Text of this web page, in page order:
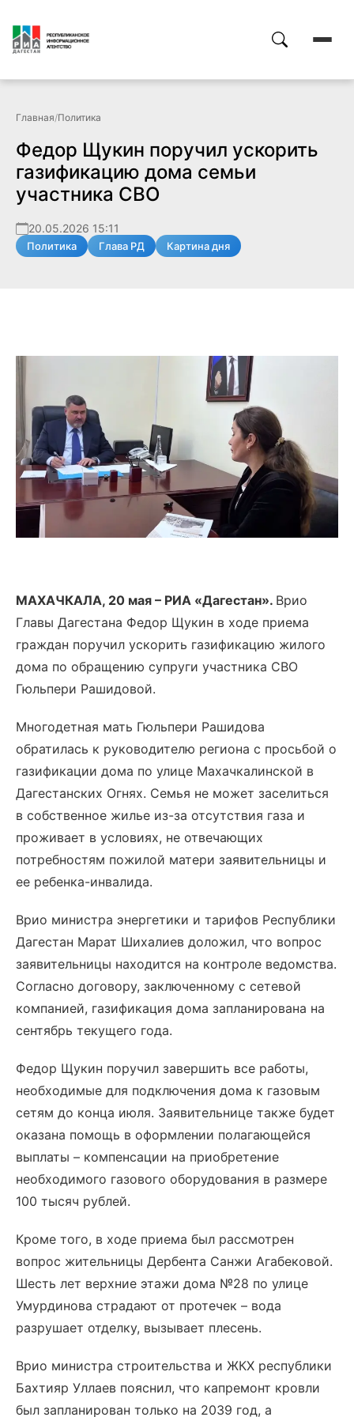
Главная/Политика
Федор Щукин поручил ускорить
газификацию дома семьи
участника СВО
20.05.2026 15:11
Политика Глава РД Картина дня
МАХАЧКАЛА, 20 мая – РИА «Дагестан». Врио
Главы Дагестана Федор Щукин в ходе приема
граждан поручил ускорить газификацию жилого
дома по обращению супруги участника СВО
Гюльпери Рашидовой.
Многодетная мать Гюльпери Рашидова
обратилась к руководителю региона с просьбой о
газификации дома по улице Махачкалинской в
Дагестанских Огнях. Семья не может заселиться
в собственное жилье из-за отсутствия газа и
проживает в условиях, не отвечающих
потребностям пожилой матери заявительницы и
ее ребенка-инвалида.
Врио министра энергетики и тарифов Республики
Дагестан Марат Шихалиев доложил, что вопрос
заявительницы находится на контроле ведомства.
Согласно договору, заключенному с сетевой
компанией, газификация дома запланирована на
сентябрь текущего года.
Федор Щукин поручил завершить все работы,
необходимые для подключения дома к газовым
сетям до конца июля. Заявительнице также будет
оказана помощь в оформлении полагающейся
выплаты – компенсации на приобретение
необходимого газового оборудования в размере
100 тысяч рублей.
Кроме того, в ходе приема был рассмотрен
вопрос жительницы Дербента Санжи Агабековой.
Шесть лет верхние этажи дома №28 по улице
Умурдинова страдают от протечек – вода
разрушает отделку, вызывает плесень.
Врио министра строительства и ЖКХ республики
Бахтияр Уллаев пояснил, что капремонт кровли
был запланирован только на 2039 год, а